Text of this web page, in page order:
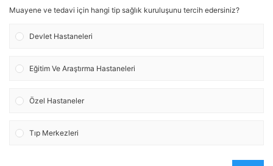
Muayene ve tedavi için hangi tip sağlık kuruluşunu tercih edersiniz?
Devlet Hastaneleri
Eğitim Ve Araştırma Hastaneleri
Özel Hastaneler
Tıp Merkezleri